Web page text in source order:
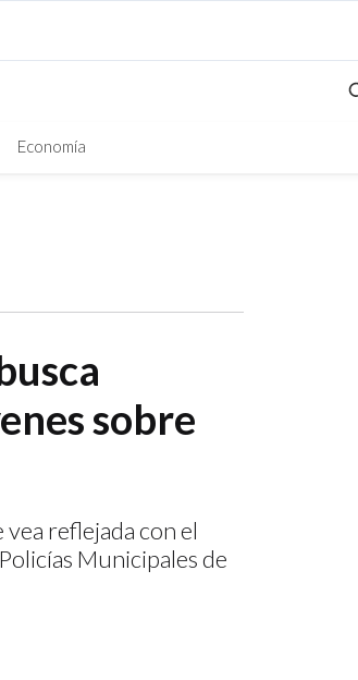
Economía
sobre
reflejada con el
Municipales de